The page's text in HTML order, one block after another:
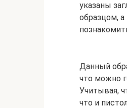
указаны
образцом,
Данный
что можно
Учитывая,
что и